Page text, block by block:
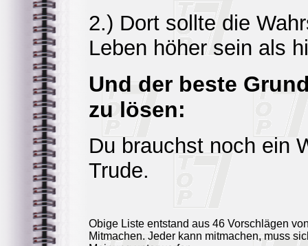
2.) Dort sollte die
Leben höher sein als
Und der beste
zu lösen:
Du brauchst noch ein
Trude.
Obige Liste entstand aus 46 Vorschlägen
Mitmachen. Jeder kann mitmachen, muss